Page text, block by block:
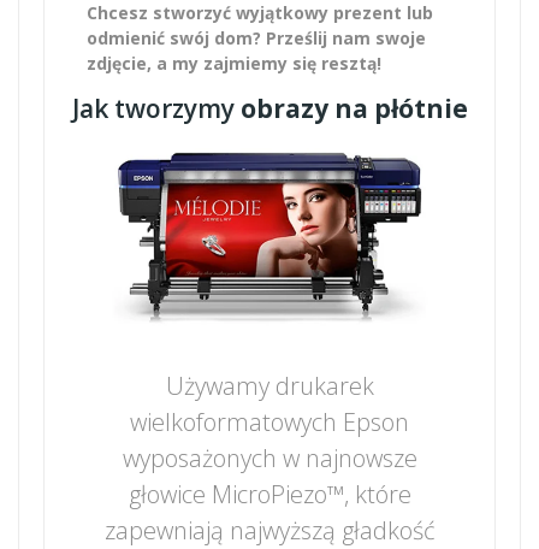
Chcesz stworzyć wyjątkowy prezent lub
odmienić swój dom? Prześlij nam swoje
zdjęcie, a my zajmiemy się resztą!
Jak tworzymyobrazy na płótnie
Używamy drukarek
wielkoformatowych Epson
wyposażonych w najnowsze
głowice MicroPiezo™, które
zapewniają najwyższą gładkość